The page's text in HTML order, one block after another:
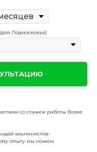
Подмосковья)
со стажем работы более
альпинистов-
опыту мы можем